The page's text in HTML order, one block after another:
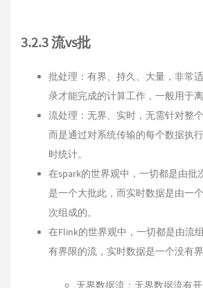
3.2.3 流vs批
批处理：有界、持久、大量，非常
录才能完成的计算工作，一般用于离
流处理：无界、实时，无需针对整
而是通过对系统传输的每个数据执
时统计。
在spark的世界观中，一切都是由批
是一个大批此，而实时数据是由一
次组成的。
在Flink的世界观中，一切都是由流
有界限的流，实时数据是一个没有界
无界数据流：无界数据流有